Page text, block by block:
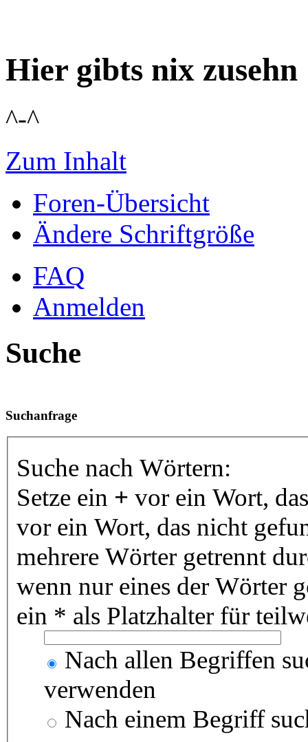
Hier gibts nix zusehn
^-^
Zum Inhalt
Foren-Übersicht
Ändere Schriftgröße
FAQ
Anmelden
Suche
Suchanfrage
Suche nach Wörtern:
Setze ein + vor ein Wort,
vor ein Wort, das nicht
mehrere Wörter getrennt
wenn nur eines der Wörter
ein * als Platzhalter für
Nach allen Begriffen
verwenden
Nach einem Begriff